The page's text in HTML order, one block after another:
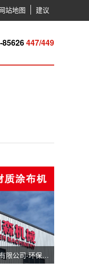
站地图 建议
85626447/449
汕头市力森环保机械有限公司-环保分切机-汕头涂布机